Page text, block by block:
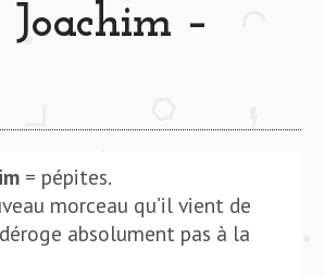
Joachim –
= pépites.
morceau qu’il vient de
absolument pas à la